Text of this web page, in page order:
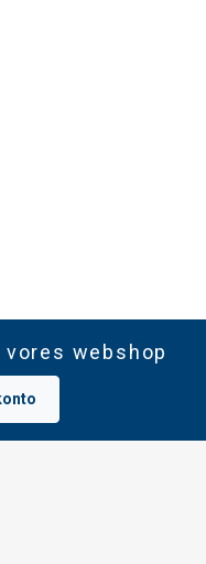
webshop